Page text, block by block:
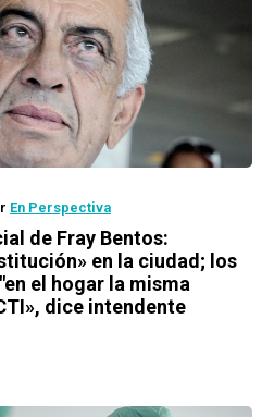
En Perspectiva
de Fray Bentos:
en la ciudad; los
el hogar la misma
dice intendente